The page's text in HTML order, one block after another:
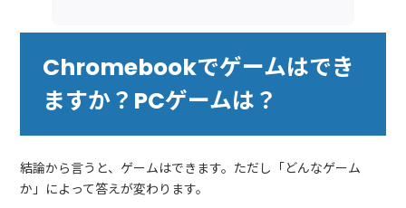
Chromebookでゲームはでき
ますか？PCゲームは？
結論から言うと、ゲームはできます。ただし「どんなゲーム
か」によって答えが変わります。